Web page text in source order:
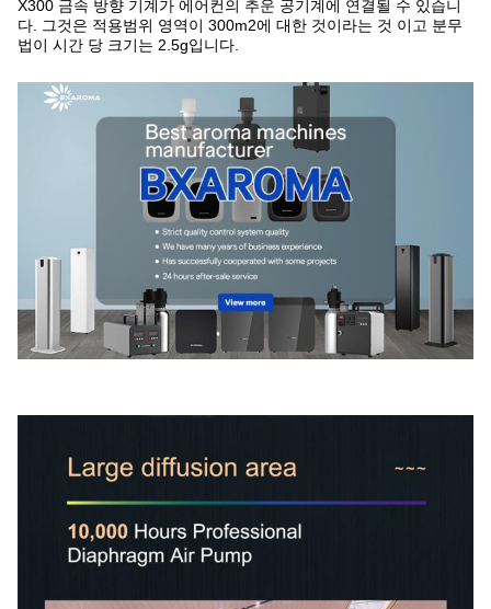
X300 금속 방향 기계가 에어컨의 추운 공기계에 연결될 수 있습니
다. 그것은 적용범위 영역이 300m2에 대한 것이라는 것 이고 분무
법이 시간 당 크기는 2.5g입니다.